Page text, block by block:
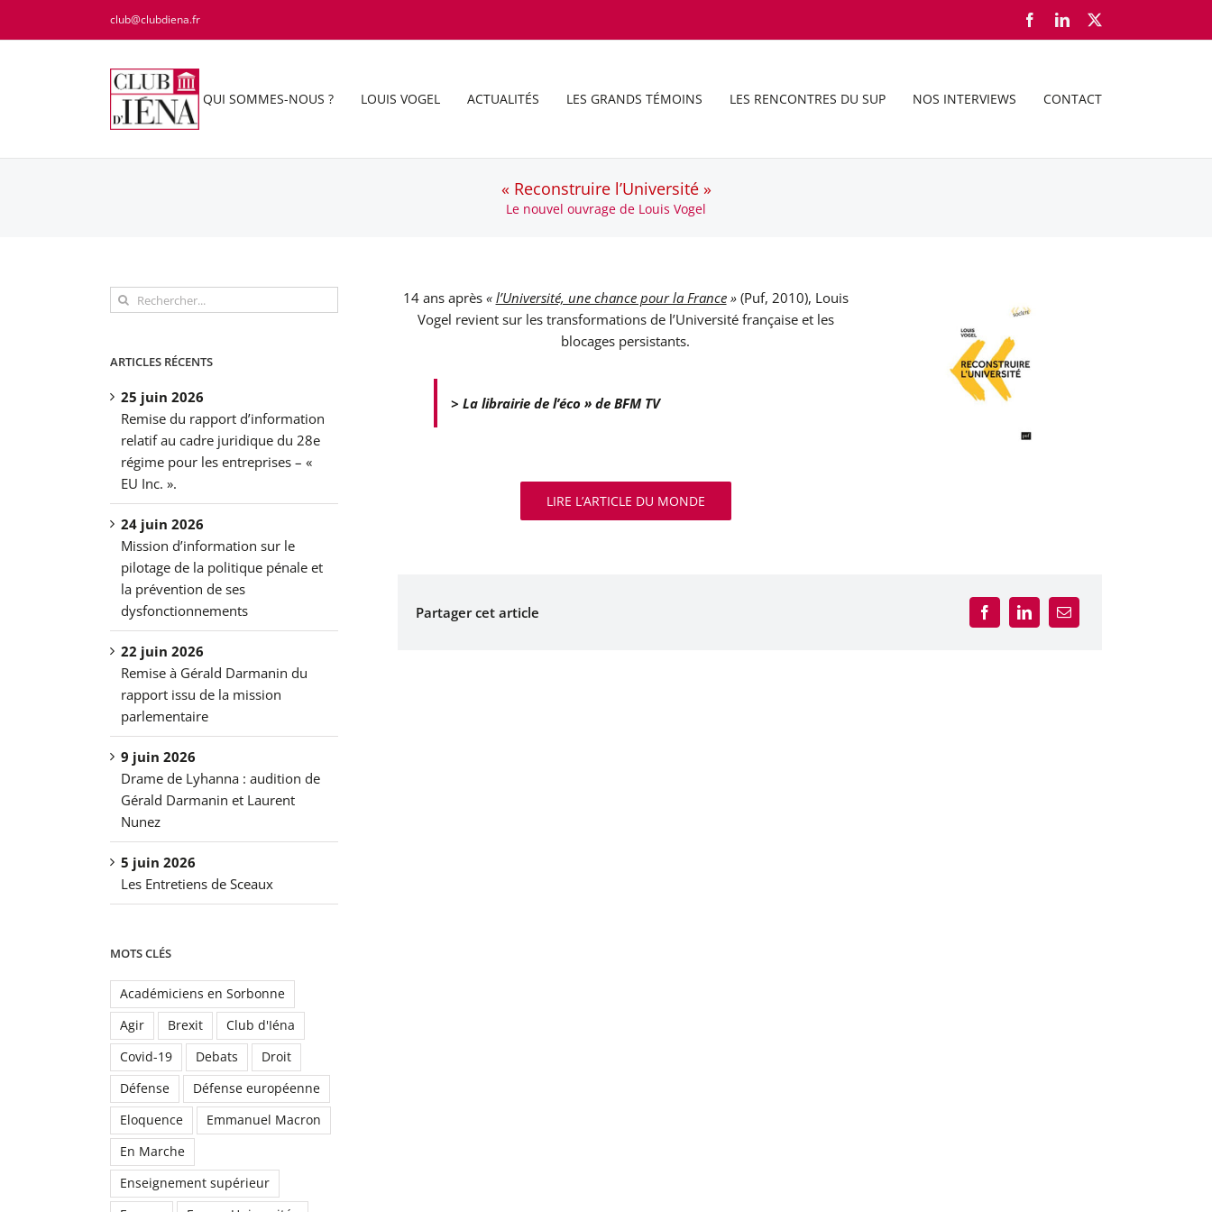
club@clubdiena.fr FacebookLinkedIn
QUI SOMMES-NOUS ? LOUIS VOGEL ACTUALITÉS LES GRANDS TÉMOINS LES RENCONTRES DU SUP NOS INTERVIEWS CONTACT
« Reconstruire l’Université »
Le nouvel ouvrage de Louis Vogel
14 ans après « l’Université, une chance pour la France»(Puf, 2010), Louis
Vogel revient sur les transformations de l’Université française et les
blocages persistants.
> La librairie de l’éco » de BFM TV
LIRE L’ARTICLE DU MONDE
Partager cet article
Rechercher:
ARTICLES RÉCENTS
25 juin 2026
Remise du rapport d’information
relatif au cadre juridique du 28e
régime pour les entreprises – «
EU Inc. ».
24 juin 2026
Mission d’information sur le
pilotage de la politique pénale et
la prévention de ses
dysfonctionnements
22 juin 2026
Remise à Gérald Darmanin du
rapport issu de la mission
parlementaire
9 juin 2026
Drame de Lyhanna : audition de
Gérald Darmanin et Laurent
Nunez
5 juin 2026
Les Entretiens de Sceaux
MOTS CLÉS
Académiciens en Sorbonne
Agir
Brexit
Club d'Iéna
Covid-19
Debats
Droit
Défense
Défense européenne
Eloquence
Emmanuel Macron
En Marche
Enseignement supérieur